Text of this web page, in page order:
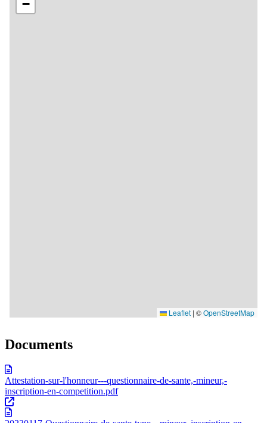
Documents
Attestation-sur-l'honneur---questionnaire-de-sante,-mineur,-
inscription-en-competition.pdf